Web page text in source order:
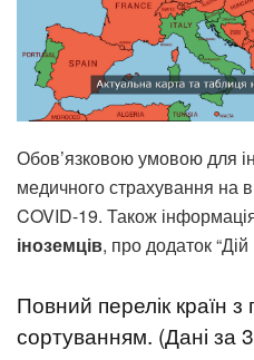
Обов’язковою умовою для
медичного страхування на
COVID-19. Також
іноземців, про додаток
Повний перелік країн з
сортуванням. (Дані за